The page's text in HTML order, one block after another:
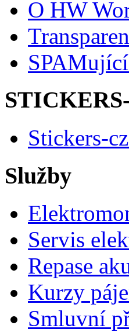
O HW
Stickers-
Služby
Servis
Repase
Kurzy
Smluvní